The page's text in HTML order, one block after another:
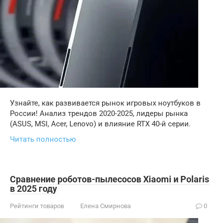
Узнайте, как развивается рынок игровых ноутбуков в
России! Анализ трендов 2020-2025, лидеры рынка
(ASUS, MSI, Acer, Lenovo) и влияние RTX 40-й серии.
Читать полностью
Сравнение роботов-пылесосов Xiaomi и Polaris
в 2025 году
Рейтинги товаров Елена Смирнова 0